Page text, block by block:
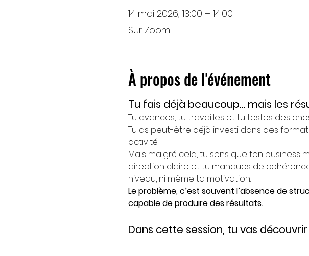
14 mai 2026, 13:00 – 14:00
Sur Zoom
À propos de l'événement
Tu fais déjà beaucoup… mais les
Tu avances, tu travailles et tu testes des
Tu as peut-être déjà investi dans des
activité.
Mais malgré cela, tu sens que ton business
direction claire et tu manques de
niveau, ni même ta motivation.
Le problème, c’est souvent l’absence de
capable de produire des résultats.
Dans cette session, tu vas